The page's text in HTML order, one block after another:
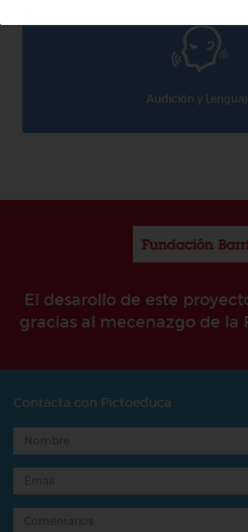
Audición y
El desarollo de este
gracias al mecenazgo de la
Contacta con Pictoeduca